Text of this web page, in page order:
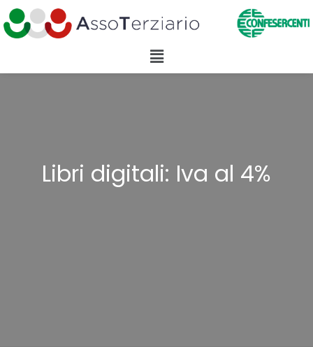
Libri digitali: Iva al 4%